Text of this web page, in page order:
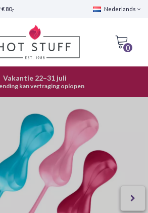
80,- Nederlands
0
Verzending (24 uur)
Vakantie 22–31 juli
kan vertraging oplopen